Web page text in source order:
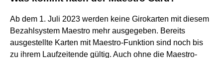
Ab dem 1. Juli 2023 werden keine Girokarten mit diesem
Bezahlsystem Maestro mehr ausgegeben. Bereits
ausgestellte Karten mit Maestro-Funktion sind noch bis
zu ihrem Laufzeitende gültig. Auch ohne die Maestro-